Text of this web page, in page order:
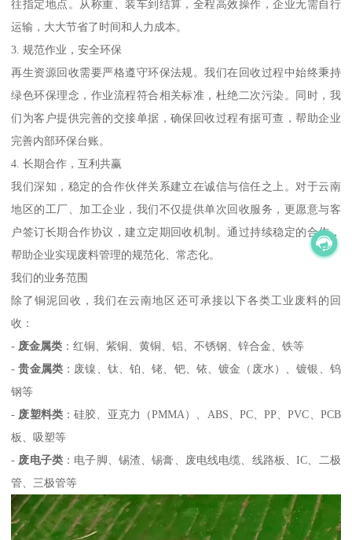
往指定地点。从称重、装车到结算，全程高效操作，企业无需自行
运输，大大节省了时间和人力成本。
3. 规范作业，安全环保
再生资源回收需要严格遵守环保法规。我们在回收过程中始终秉持
绿色环保理念，作业流程符合相关标准，杜绝二次污染。同时，我
们为客户提供完善的交接单据，确保回收过程有据可查，帮助企业
完善内部环保台账。
4. 长期合作，互利共赢
我们深知，稳定的合作伙伴关系建立在诚信与信任之上。对于云南
地区的工厂、加工企业，我们不仅提供单次回收服务，更愿意与客
户签订长期合作协议，建立定期回收机制。通过持续稳定的合作，
帮助企业实现废料管理的规范化、常态化。
我们的业务范围
除了铜泥回收，我们在云南地区还可承接以下各类工业废料的回
收：
- 废金属类 ：红铜、紫铜、黄铜、铝、不锈钢、锌合金、铁等
-贵金属类 ：废镍、钛、铂、铑、钯、铱、镀金（废水）、镀银、钨
钢等
- 废塑料类 ：硅胶、亚克力（PMMA）、ABS、PC、PP、PVC、PCB
板、吸塑等
- 废电子类 ：电子脚、锡渣、锡膏、废电线电缆、线路板、IC、二极
管、三极管等